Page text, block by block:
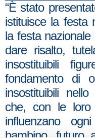
“È stato
istituisce la festa
la festa nazionale
dare risalto,
insostituibili
fondamento di
insostituibili
che, con le loro
influenzano
bambino, futuro